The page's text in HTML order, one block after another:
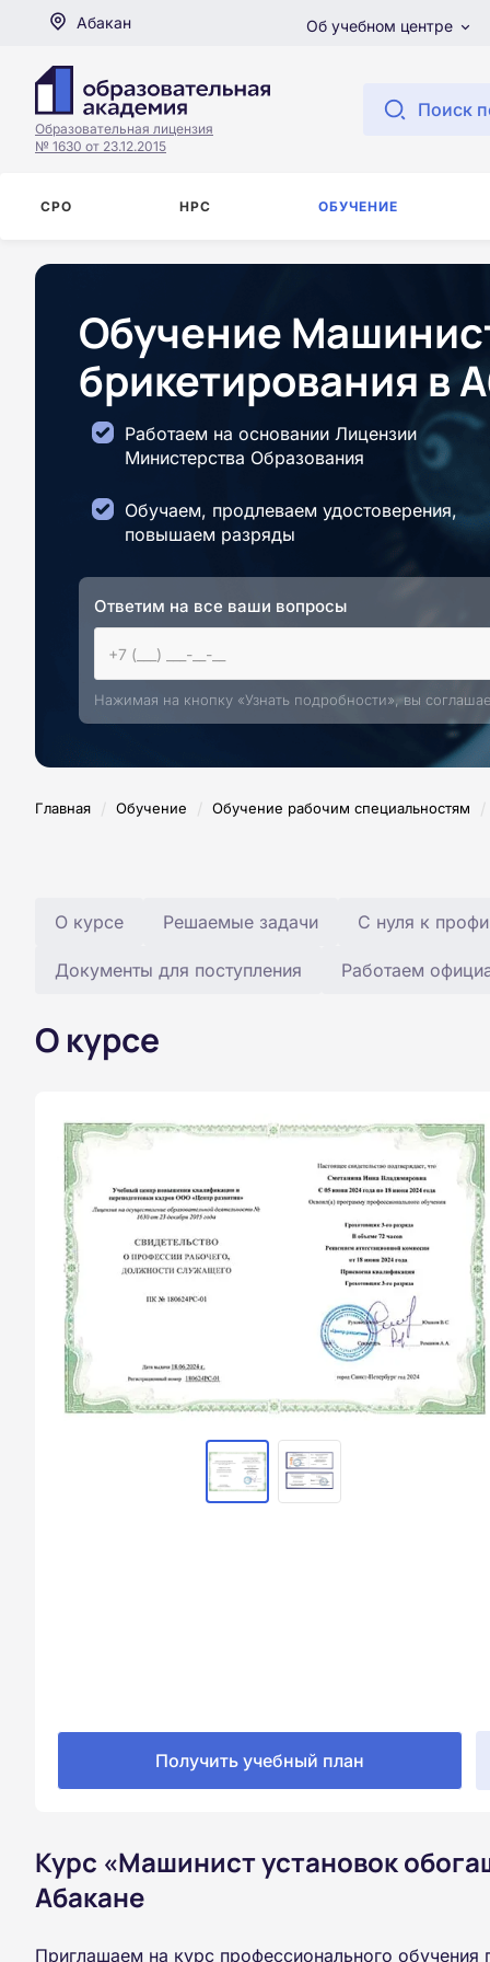
Абакан Об учебном центре
Образовательная лицензия
№ 1630 от 23.12.2015
Поиск
СРО НРС ОБУЧЕНИЕ
Обучение
брикетирования в
Работаем на основании Лицензии
Министерства Образования
Обучаем, продлеваем удостоверения,
повышаем разряды
Ответим на все ваши вопросы
Нажимая на кнопку «Узнать подробности», вы
Главная / Обучение / Обучение рабочим специальностям /
О курсе Решаемые задачи С нуля к профи
Документы для поступления Работаем
О курсе
Получить учебный план
Курс «Машинист установок
Абакане
Приглашаем на курс профессионального